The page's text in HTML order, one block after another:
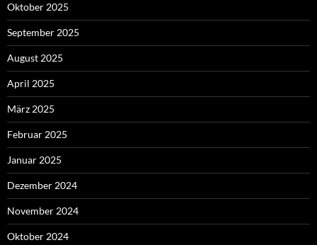
Oktober 2025
September 2025
August 2025
April 2025
März 2025
Februar 2025
Januar 2025
Dezember 2024
November 2024
Oktober 2024